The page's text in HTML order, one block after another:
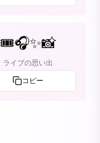
🎟🎧✨️📸
ライブの思い出
コピー